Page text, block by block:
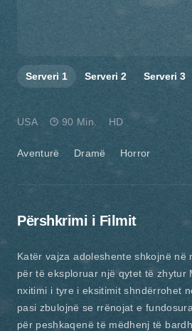
Serveri 1 Serveri 2 Serveri 3
Aventurë Dramë Horror
USA 90 Min. HD
Përshkrimi i Filmit
Katër vajza adoleshente shkojnë në
për të eksploruar një qytet të zhytur
nxitimi i tyre i eksitimit shndërrohet
pasi zbulojnë se rrënojat e
për peshkaqenë të mëdhenj të